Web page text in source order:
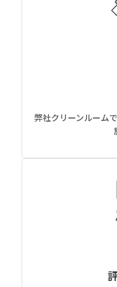
弊社クリーンルーム